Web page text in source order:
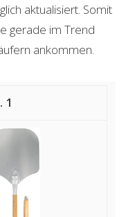
aktualisiert. Somit
gerade im Trend
ankommen.
1